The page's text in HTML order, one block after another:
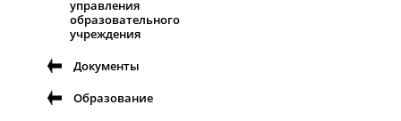
управления
образовательного
учреждения
Документы
Образование